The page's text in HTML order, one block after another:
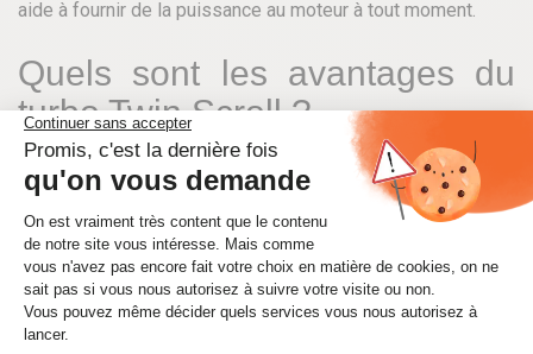
aide à fournir de la puissance au moteur à tout moment.
Quels sont les avantages du
turbo Twin Scroll ?
Le plus grand avantage procuré par le turbo Twin Scroll est
la plus grande puissance qu’il octroie au véhicule. En effet,
grâce à la séparation de ses cylindres, le collecteur de ce
type de turbo permet derécupérer beaucoup plus
d’énergie sur la turbine. Le moteur est donc plus puissant
et on peut ainsi éviter le phénomène de mise en route du
turbo encore